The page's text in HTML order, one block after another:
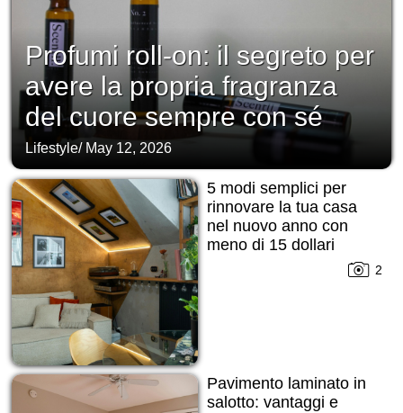
Profumi roll-on: il segreto per
avere la propria fragranza
del cuore sempre con sé
Lifestyle/ May 12, 2026
5 modi semplici per
rinnovare la tua casa
nel nuovo anno con
meno di 15 dollari
2
Pavimento laminato in
salotto: vantaggi e